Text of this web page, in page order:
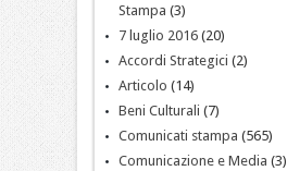
Stampa (3)
7 luglio 2016(20)
Accordi Strategici (2)
Articolo (14)
Beni Culturali (7)
Comunicati stampa (565)
Comunicazione e Media (3)